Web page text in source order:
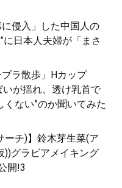
侵入」した中国人の
に日本人夫婦が「まさ
ラ散歩」Hカップ
が揺れ、透け乳首で
くない”のか聞いてみた
チ)】鈴木芽生菜(ア
))グラビアメイキング
開!3